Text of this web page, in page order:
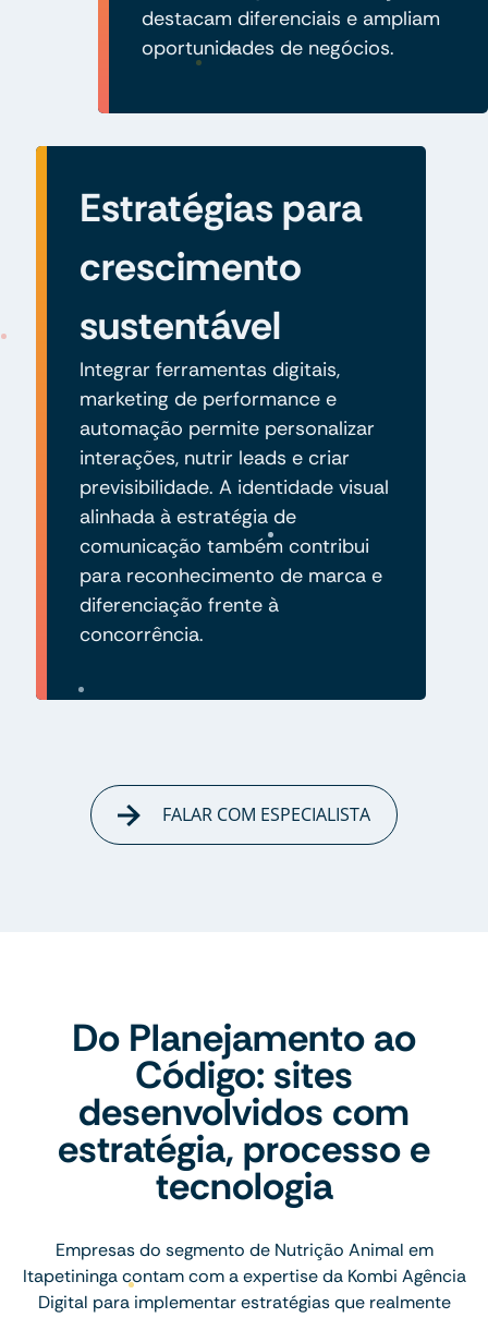
destacam diferenciais e ampliam
oportunidades de negócios.
Estratégias para
crescimento
sustentável
Integrar ferramentas digitais,
marketing de performance e
automação permite personalizar
interações, nutrir leads e criar
previsibilidade. A identidade visual
alinhada à estratégia de
comunicação também contribui
para reconhecimento de marca e
diferenciação frente à
concorrência.
FALAR COM ESPECIALISTA
Do Planejamento ao
Código: sites
desenvolvidos com
estratégia, processo e
tecnologia
Empresas do segmento de Nutrição Animal em
Itapetininga contam com a expertise da Kombi Agência
Digital para implementar estratégias que realmente